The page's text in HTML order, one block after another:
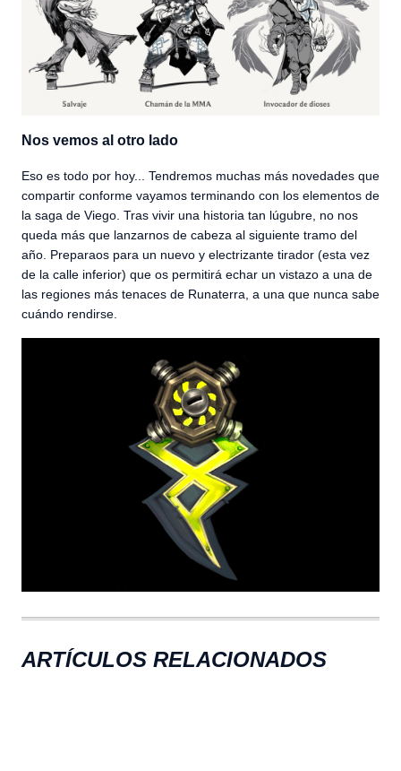
Nos vemos al otro lado
Eso es todo por hoy... Tendremos muchas más novedades que
compartir conforme vayamos terminando con los elementos de
la saga de Viego. Tras vivir una historia tan lúgubre, no nos
queda más que lanzarnos de cabeza al siguiente tramo del
año. Preparaos para un nuevo y electrizante tirador (esta vez
de la calle inferior) que os permitirá echar un vistazo a una de
las regiones más tenaces de Runaterra, a una que nunca sabe
cuándo rendirse.
ARTÍCULOS RELACIONADOS